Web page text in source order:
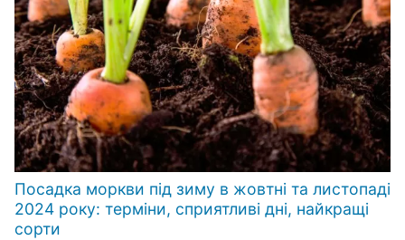
Посадка моркви під зиму в жовтні та листопаді
2024 року: терміни, сприятливі дні, найкращі
сорти